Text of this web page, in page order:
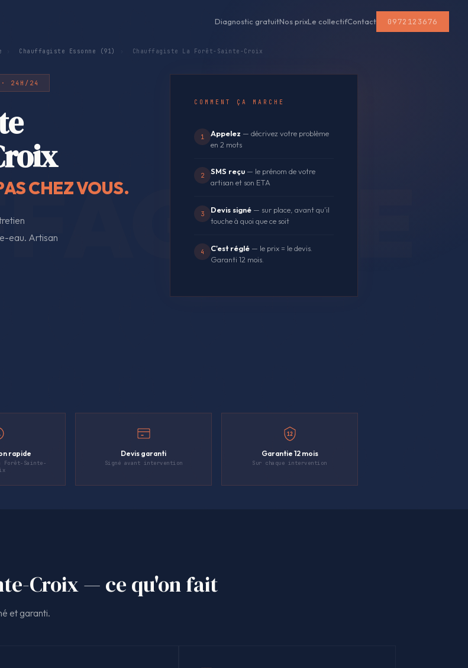
Diagnostic gratuitNos prixLe collectifContact 0972123676
Chauffagiste Essonne (91) Chauffagiste La Forêt-Sainte-Croix
· 24H/24
CHEZ VOUS.
eau. Artisan
COMMENT ÇA MARCHE
1 Appelez — décrivez votre problème
en 2 mots
2 SMS reçu — le prénom de votre
artisan et son ETA
3 Devis signé — sur place, avant qu'il
touche à quoi que ce soit
4 C'est réglé — le prix = le devis.
Garanti 12 mois.
rapide
Forêt-Sainte-
Devis garanti
Signé avant intervention
12
Garantie 12 mois
Sur chaque intervention
Croix — ce qu'on fait
et garanti.